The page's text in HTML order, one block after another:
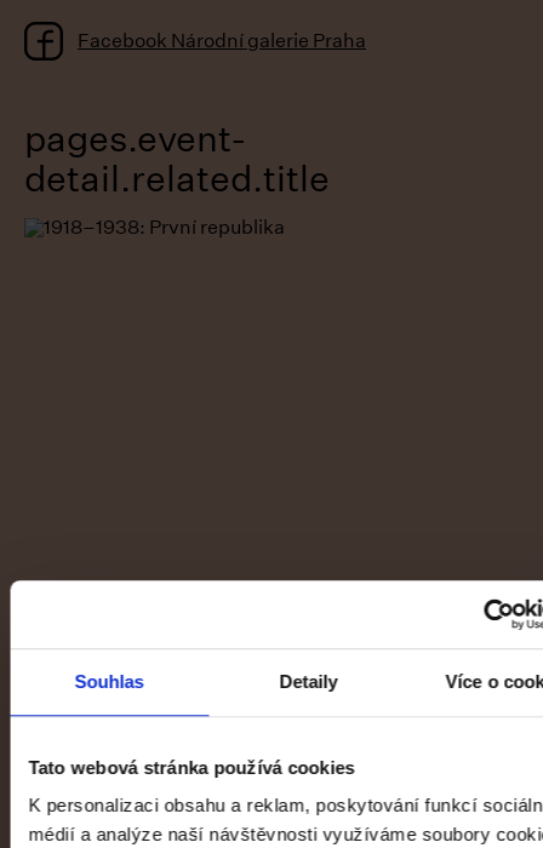
Souhlas Detaily Více o
Tato webová stránka používá cookies
K personalizaci obsahu a reklam, poskytování funkcí
médií a analýze naší návštěvnosti využíváme soubory
Facebook Národní galerie Praha
pages.event-
detail.related.title
Veletržní palác